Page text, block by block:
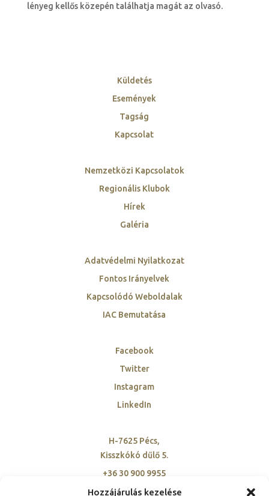
Hozzájárulás kezelése
lényeg kellős közepén találhatja magát az olvasó.
Küldetés
Események
Tagság
Kapcsolat
Nemzetközi Kapcsolatok
Regionális Klubok
Hírek
Galéria
Adatvédelmi Nyilatkozat
Fontos Irányelvek
Kapcsolódó Weboldalak
IAC Bemutatása
Facebook
Twitter
Instagram
LinkedIn
H-7625 Pécs,
Kisszkókó dűlő 5.
+36 30 900 9955
szovetseg@ambassadorclub-hu.org